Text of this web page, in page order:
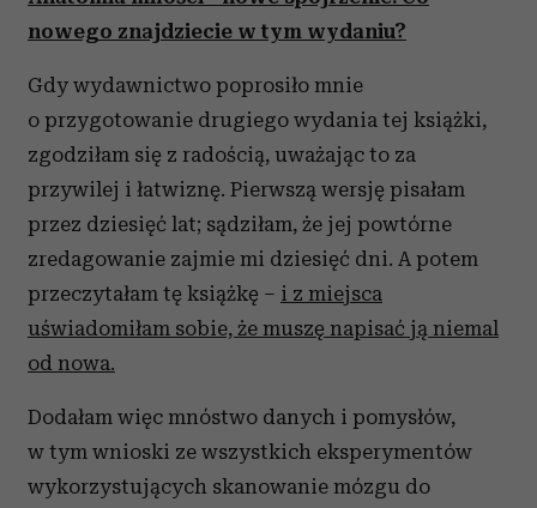
nowego znajdziecie w tym wydaniu?
Gdy wydawnictwo poprosiło mnie
o przygotowanie drugiego wydania tej książki,
zgodziłam się z radością, uważając to za
przywilej i łatwiznę. Pierwszą wersję pisałam
przez dziesięć lat; sądziłam, że jej powtórne
zredagowanie zajmie mi dziesięć dni. A potem
przeczytałam tę książkę – i z miejsca
uświadomiłam sobie, że muszę napisać ją niemal
od nowa.
Dodałam więc mnóstwo danych i pomysłów,
w tym wnioski ze wszystkich eksperymentów
wykorzystujących skanowanie mózgu do